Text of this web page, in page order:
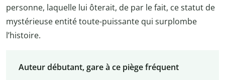
personne, laquelle lui ôterait, de par le fait, ce statut de
mystérieuse entité toute-puissante qui surplombe
l’histoire.
Auteur débutant, gare à ce piège fréquent